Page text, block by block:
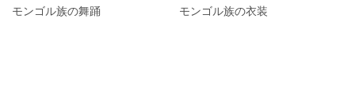
モンゴル族の舞踊 モンゴル族の衣装